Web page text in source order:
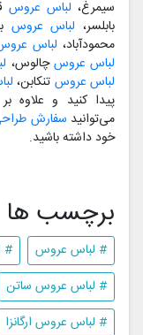
سیمرغ، لباس عروس
بابلسر، لباس عروس
محمودآباد، لباس
لباس عروسچالوس،
لباس عروس تنکابن،
پیدا کنید و علاوه
می‌توانید سفارش
خود داشته باشید.
برچسب ها
# لباس عروس
#
# لباس عروس ساتن
# لباس عروس ارگانزا